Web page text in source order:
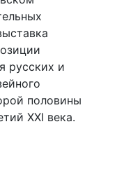
русских и
половины
XXI века.